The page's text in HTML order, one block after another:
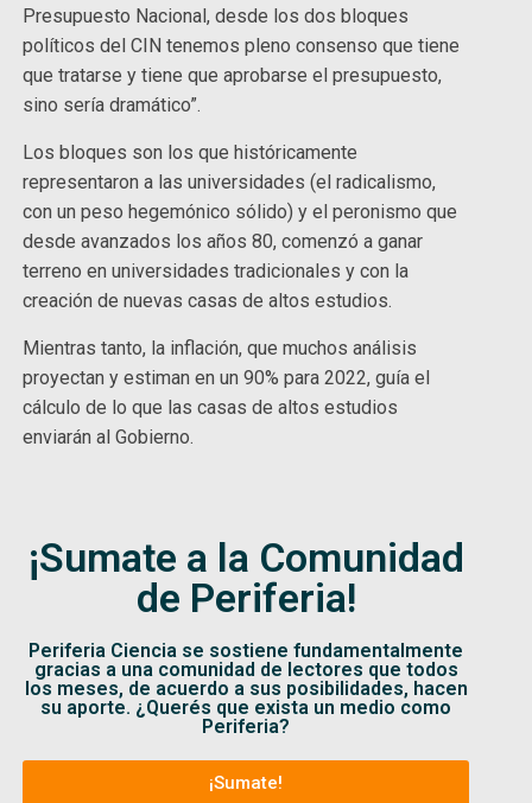
Presupuesto Nacional, desde los dos bloques
políticos del CIN tenemos pleno consenso que tiene
que tratarse y tiene que aprobarse el presupuesto,
sino sería dramático”.
Los bloques son los que históricamente
representaron a las universidades (el radicalismo,
con un peso hegemónico sólido) y el peronismo que
desde avanzados los años 80, comenzó a ganar
terreno en universidades tradicionales y con la
creación de nuevas casas de altos estudios.
Mientras tanto, la inflación, que muchos análisis
proyectan y estiman en un 90% para 2022, guía el
cálculo de lo que las casas de altos estudios
enviarán al Gobierno.
¡Sumate a la Comunidad
de Periferia!
Periferia Ciencia se sostiene fundamentalmente
gracias a una comunidad de lectores que todos
los meses, de acuerdo a sus posibilidades, hacen
su aporte. ¿Querés que exista un medio como
Periferia?
¡Sumate!